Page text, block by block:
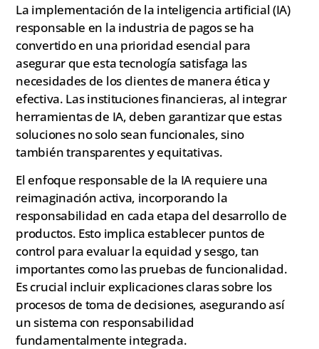
La implementación de la inteligencia artificial (IA)
responsable en la industria de pagos se ha
convertido en una prioridad esencial para
asegurar que esta tecnología satisfaga las
necesidades de los clientes de manera ética y
efectiva. Las instituciones financieras, al integrar
herramientas de IA, deben garantizar que estas
soluciones no solo sean funcionales, sino
también transparentes y equitativas.
El enfoque responsable de la IA requiere una
reimaginación activa, incorporando la
responsabilidad en cada etapa del desarrollo de
productos. Esto implica establecer puntos de
control para evaluar la equidad y sesgo, tan
importantes como las pruebas de funcionalidad.
Es crucial incluir explicaciones claras sobre los
procesos de toma de decisiones, asegurando así
un sistema con responsabilidad
fundamentalmente integrada.